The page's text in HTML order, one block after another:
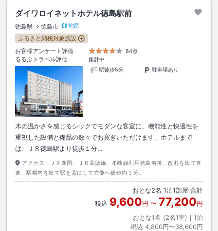
ダイワロイネットホテル徳島駅前
徳島県 徳島市
地図
ふるさと納税対象施設
お客様アンケート評価
84点
るるぶトラベル評価
集計中
駅徒歩5分
駐車場あり
木の温かさを感じるシックでモダンな客室に、機能性と快適性を
重視した設備と備品の数々でお寛ぎいただけます。ホテルまで
は、ＪＲ徳島駅より徒歩１分…
アクセス：
ＪＲ四国、ＪＲ高徳線、牟岐線利用徳島着後、改札を出て直
進、駅構内を出て駅を背にして左側へ徒歩約１分。
おとな2名 1泊1部屋 合計
税込 9,600円 〜 77,200円
おとな1名 (2名1室)｜ 1泊
税込 4,800円〜38,600円